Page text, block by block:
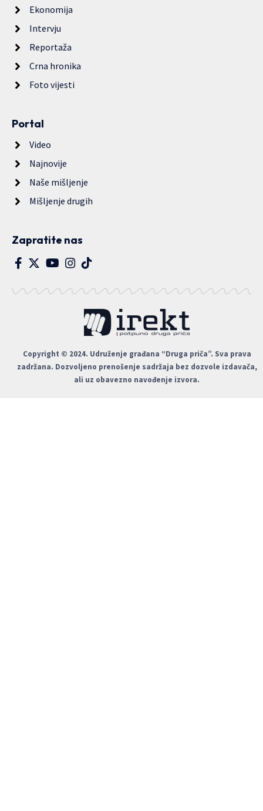
Ekonomija
Intervju
Reportaža
Crna hronika
Foto vijesti
Portal
Video
Najnovije
Naše mišljenje
Mišljenje drugih
Zapratite nas
Copyright © 2024. Udruženje građana “Druga priča”. Sva prava
zadržana. Dozvoljeno prenošenje sadržaja bez dozvole izdavača,
ali uz obavezno navođenje izvora.